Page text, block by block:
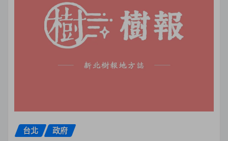
台北 政府